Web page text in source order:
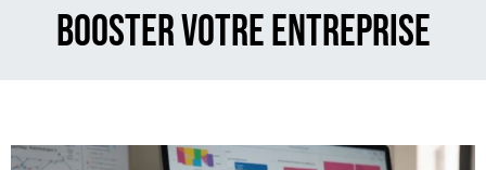
booster votre entreprise